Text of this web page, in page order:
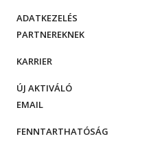
ADATKEZELÉS
PARTNEREKNEK
KARRIER
ÚJ AKTIVÁLÓ
EMAIL
FENNTARTHATÓSÁG